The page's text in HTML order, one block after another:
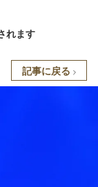
れます
記事に戻る